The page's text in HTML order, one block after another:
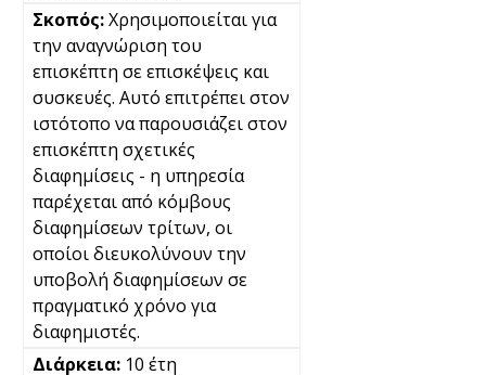
Χρησιμοποιείται για
την αναγνώριση του
επισκέπτη σε επισκέψεις και
συσκευές. Αυτό επιτρέπει στον
ιστότοπο να παρουσιάζει στον
επισκέπτη σχετικές
διαφημίσεις - η υπηρεσία
παρέχεται από κόμβους
διαφημίσεων τρίτων, οι
οποίοι διευκολύνουν την
υποβολή διαφημίσεων σε
πραγματικό χρόνο για
διαφημιστές.
10 έτη